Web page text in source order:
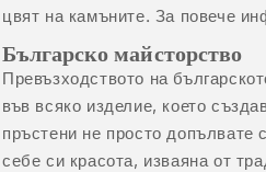
цвят на камъните. За повече
Българско майсторство
Превъзходството на
във всяко изделие, което
пръстени не просто допълвате
себе си красота, изваяна от